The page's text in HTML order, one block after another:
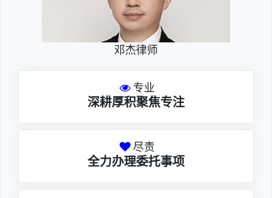
邓杰律师
专业
深耕厚积聚焦专注
尽责
全力办理委托事项